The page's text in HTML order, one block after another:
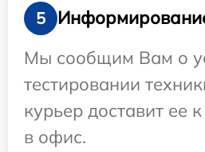
5
Мы сообщим Вам о
тестировании
курьер доставит ее
в офис.